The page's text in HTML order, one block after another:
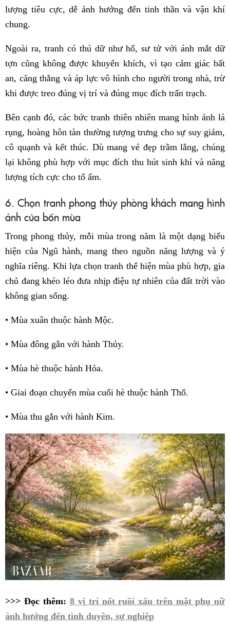
lượng tiêu cực, dễ ảnh hưởng đến tinh thần và vận khí
chung.
Ngoài ra, tranh có thú dữ như hổ, sư tử với ánh mắt dữ
tợn cũng không được khuyến khích, vì tạo cảm giác bất
an, căng thẳng và áp lực vô hình cho người trong nhà, trừ
khi được treo đúng vị trí và đúng mục đích trấn trạch.
Bên cạnh đó, các bức tranh thiên nhiên mang hình ảnh lá
rụng, hoàng hôn tàn thường tượng trưng cho sự suy giảm,
cô quạnh và kết thúc. Dù mang vẻ đẹp trầm lắng, chúng
lại không phù hợp với mục đích thu hút sinh khí và năng
lượng tích cực cho tổ ấm.
6. Chọn tranh phong thủy phòng khách mang hình
ảnh của bốn mùa
Trong phong thủy, mỗi mùa trong năm là một dạng biểu
hiện của Ngũ hành, mang theo nguồn năng lượng và ý
nghĩa riêng. Khi lựa chọn tranh thể hiện mùa phù hợp, gia
chủ đang khéo léo đưa nhịp điệu tự nhiên của đất trời vào
không gian sống.
• Mùa xuân thuộc hành Mộc.
• Mùa đông gắn với hành Thủy.
• Mùa hè thuộc hành Hỏa.
• Giai đoạn chuyển mùa cuối hè thuộc hành Thổ.
• Mùa thu gắn với hành Kim.
>>> Đọc thêm: 8 vị trí nốt ruồi xấu trên mặt phụ nữ
ảnh hưởng đến tình duyên, sự nghiệp